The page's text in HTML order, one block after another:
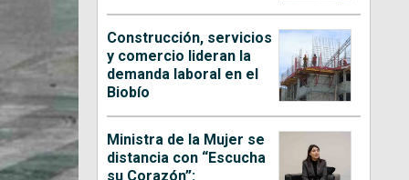
Construcción, servicios
y comercio lideran la
demanda laboral en el
Biobío
Ministra de la Mujer se
distancia con “Escucha
su Corazón”: